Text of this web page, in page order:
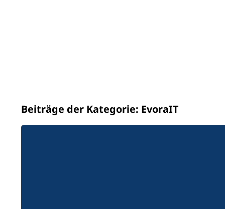
Beiträge der Kategorie: EvoraIT